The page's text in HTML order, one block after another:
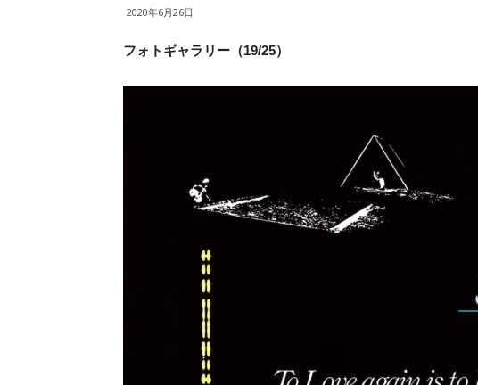
2020年6月26日
フォトギャラリー（19/25）